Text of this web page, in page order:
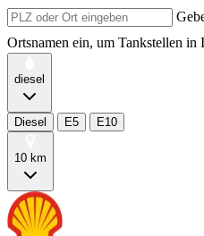
Ortsnamen ein, um Tankstellen in
diesel
Diesel E5 E10
10 km